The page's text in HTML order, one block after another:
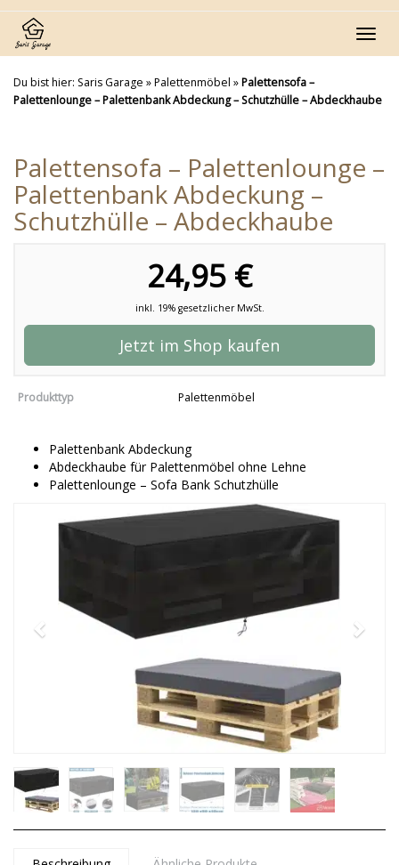
Skip
main
content
Du bist hier: Saris Garage »Palettenmöbel »Palettensofa –
Palettenlounge – Palettenbank Abdeckung – Schutzhülle – Abdeckhaube
Palettensofa – Palettenlounge –
Palettenbank Abdeckung –
Schutzhülle – Abdeckhaube
24,95 €
inkl. 19% gesetzlicher MwSt.
Jetzt im Shop kaufen
Produkttyp Palettenmöbel
Palettenbank Abdeckung
Abdeckhaube für Palettenmöbel ohne Lehne
Palettenlounge – Sofa Bank Schutzhülle